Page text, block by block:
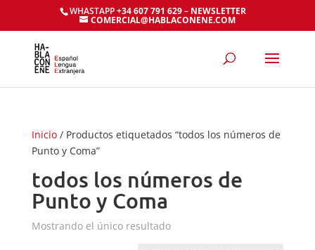
WHASTAPP+34 607 791 629– NEWSLETTER
COMERCIAL@HABLACONENE.COM
Inicio/ Productos etiquetados “todos los números de
Punto y Coma”
todos los números de
Punto y Coma
Mostrando el único resultado